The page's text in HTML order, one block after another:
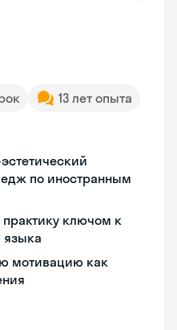
13 лет опыта
по иностранным
практику ключом к
мотивацию как